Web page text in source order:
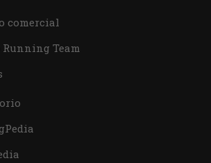
comercial
Team